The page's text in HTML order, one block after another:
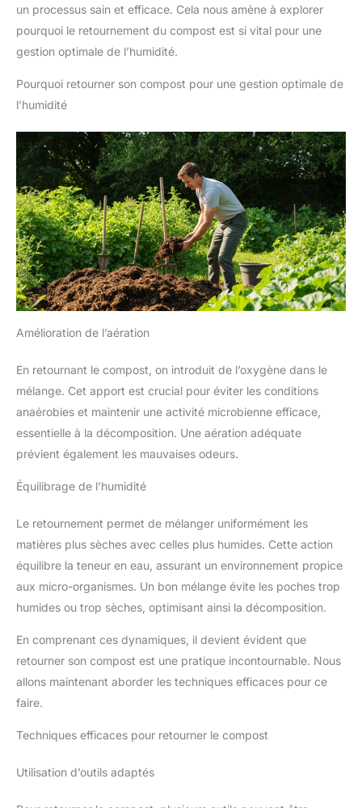
un processus sain et efficace. Cela nous amène à explorer
pourquoi le retournement du compost est si vital pour une
gestion optimale de l’humidité.
Pourquoi retourner son compost pour une gestion optimale de
l’humidité
Amélioration de l’aération
En retournant le compost, on introduit de l’oxygène dans le
mélange. Cet apport est crucial pour éviter les conditions
anaérobies et maintenir une activité microbienne efficace,
essentielle à la décomposition. Une aération adéquate
prévient également les mauvaises odeurs.
Équilibrage de l’humidité
Le retournement permet de mélanger uniformément les
matières plus sèches avec celles plus humides. Cette action
équilibre la teneur en eau, assurant un environnement propice
aux micro-organismes. Un bon mélange évite les poches trop
humides ou trop sèches, optimisant ainsi la décomposition.
En comprenant ces dynamiques, il devient évident que
retourner son compost est une pratique incontournable. Nous
allons maintenant aborder les techniques efficaces pour ce
faire.
Techniques efficaces pour retourner le compost
Utilisation d’outils adaptés